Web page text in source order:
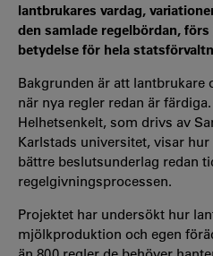
lantbrukares vardag,
den samlade regelbördan,
betydelse för hela
Bakgrunden är att
när nya regler redan är
Helhetsenkelt, som drivs av
Karlstads universitet, visar
bättre beslutsunderlag redan
regelgivningsprocessen.
Projektet har undersökt hur
mjölkproduktion och egen